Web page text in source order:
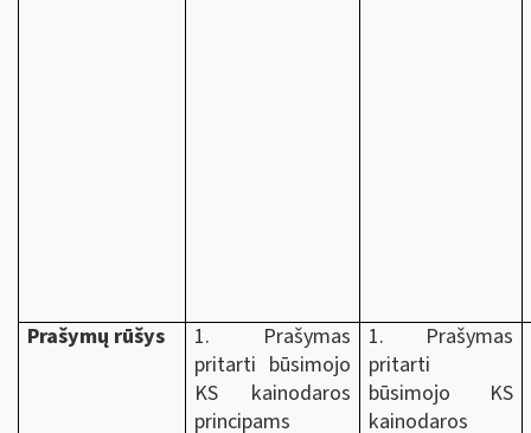
Prašymų rūšys
1. Prašymas
pritarti būsimojo
KS kainodaros
principams
1. Prašymas
pritarti
būsimojo KS
kainodaros